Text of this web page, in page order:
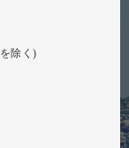
除く)